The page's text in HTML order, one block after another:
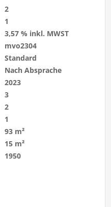
2
1
3,57 % inkl. MWST
mvo2304
Standard
Nach Absprache
2023
3
2
1
93 m²
15 m²
1950